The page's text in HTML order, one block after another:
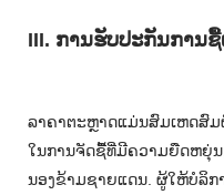
III. ການ​ຮັບ​ປະ​ກັນ​ການ​
ລາຄາຕະຫຼາດແມ່ນສົມເຫດສົມ
ໃນການຈັດຊື້ທີ່ມີຄວາມຍືດຫຍຸ່
ນອງຂ້າມຊາຍແດນ. ຜູ້ໃຫ້ບໍລິກ